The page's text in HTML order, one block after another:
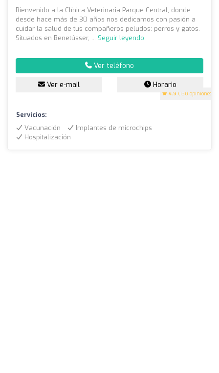
4.9 (130 opiniones)
Bienvenido a la Clínica Veterinaria Parque Central, donde
desde hace más de 30 años nos dedicamos con pasión a
cuidar la salud de tus compañeros peludos: perros y gatos.
Situados en Benetússer, ... Seguir leyendo
Ver teléfono
Ver e-mail Horario
Servicios:
Vacunación
Implantes de microchips
Hospitalización